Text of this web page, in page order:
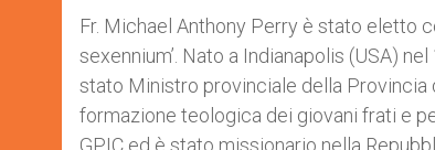
p
p
g
e
r
o
k
r
Fr. Michael Anthony Perry è stato eletto
sexennium’. Nato a Indianapolis (USA)
stato Ministro provinciale della Provincia
formazione teologica dei giovani frati e
GPIC ed è stato missionario nella